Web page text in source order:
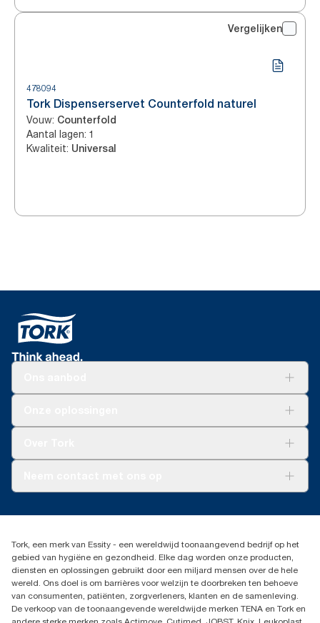
Vergelijken
478094
Tork Dispenserservet Counterfold naturel
Vouw: Counterfold
Aantal lagen: 1
Kwaliteit: Universal
Productklacht
Dispenserklacht
030 - 698 46 66
Essity Netherlands B.V.
Arnhemse Bovenweg 120
3708 AH ZEIST
Nederland
Tork, een merk van Essity - een wereldwijd toonaangevend bedrijf op het
gebied van hygiëne en gezondheid. Elke dag worden onze producten,
diensten en oplossingen gebruikt door een miljard mensen over de hele
wereld. Ons doel is om barrières voor welzijn te doorbreken ten behoeve
van consumenten, patiënten, zorgverleners, klanten en de samenleving.
De verkoop van de toonaangevende wereldwijde merken TENA en Tork en